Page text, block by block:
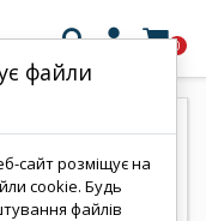
 0
файли
сайт розміщує на
cookie. Будь
файлів